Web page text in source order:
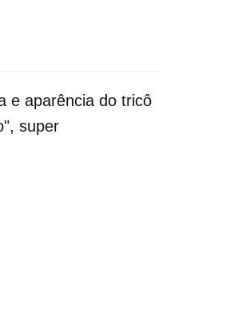
e aparência do tricô
super